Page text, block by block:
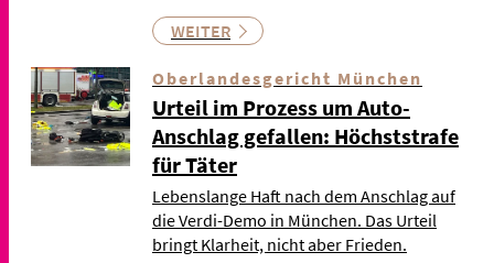
WEITER
Oberlandesgericht München
Urteil im Prozess um Auto-
Anschlag gefallen: Höchststrafe
für Täter
Lebenslange Haft nach dem Anschlag auf
die Verdi-Demo in München. Das Urteil
bringt Klarheit, nicht aber Frieden.